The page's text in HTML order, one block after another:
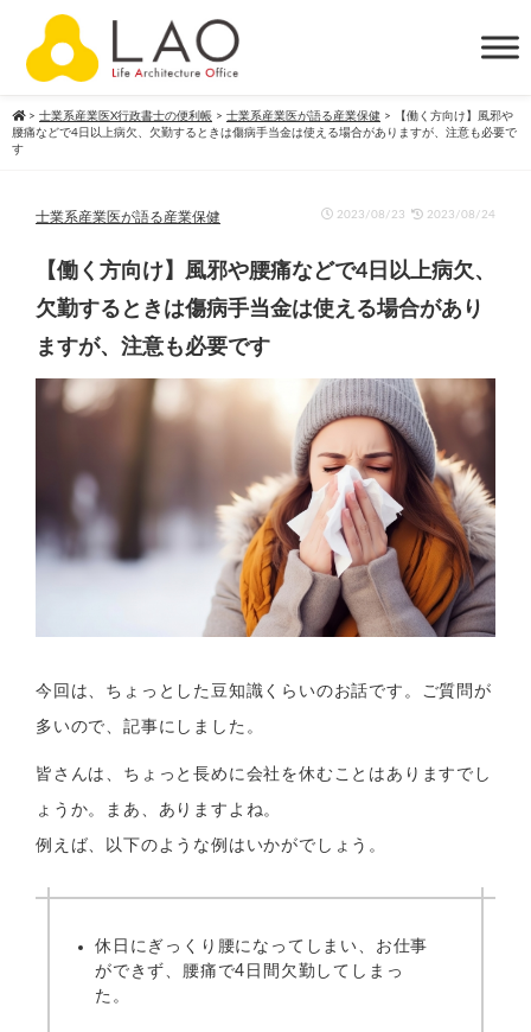
> 士業系産業医X行政書士の便利帳 > 士業系産業医が語る産業保健 >
【働く方向け】風邪や
腰痛などで4日以上病欠、欠勤するときは傷病手当金は使える場合がありますが、注意も必要で
す
士業系産業医が語る産業保健 2023/08/23 2023/08/24
【働く方向け】風邪や腰痛などで4日以上病欠、
欠勤するときは傷病手当金は使える場合があり
ますが、注意も必要です
今回は、ちょっとした豆知識くらいのお話です。ご質問が
多いので、記事にしました。
皆さんは、ちょっと長めに会社を休むことはありますでし
ょうか。まあ、ありますよね。
例えば、以下のような例はいかがでしょう。
休日にぎっくり腰になってしまい、お仕事
ができず、腰痛で4日間欠勤してしまっ
た。